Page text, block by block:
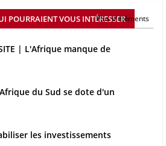
POURRAIENT VOUS INTÉRESSER
Plus d'éléments
| L'Afrique manque de
du Sud se dote d'un
les investissements